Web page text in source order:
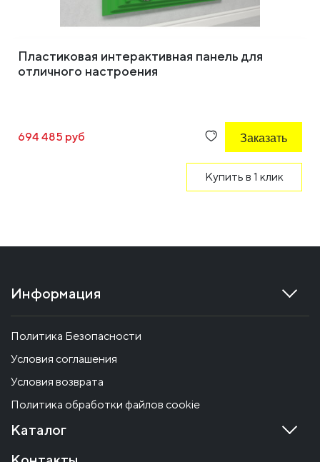
Пластиковая интерактивная панель для
отличного настроения
694 485 руб Заказать
Купить в 1 клик
Информация
Политика Безопасности
Условия соглашения
Условия возврата
Политика обработки файлов cookie
Каталог